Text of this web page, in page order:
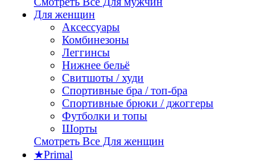
Для женщин
Аксессуары
Комбинезоны
Леггинсы
Нижнее бельё
Свитшоты / худи
Спортивные бра / топ-бра
Спортивные брюки / джоггеры
Футболки и топы
Шорты
Смотреть Все Для женщин
★Primal